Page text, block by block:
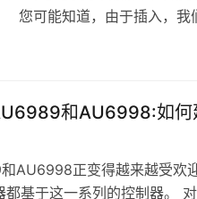
您可能知道，由于插入，我
和AU6998:如何
AU6998正变得越来越受欢
都基于这一系列的控制器。